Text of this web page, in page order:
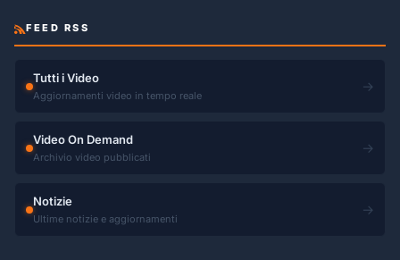
FEED RSS
Tutti i Video
Aggiornamenti video in tempo reale
→
Video On Demand
Archivio video pubblicati
→
Notizie
Ultime notizie e aggiornamenti
→